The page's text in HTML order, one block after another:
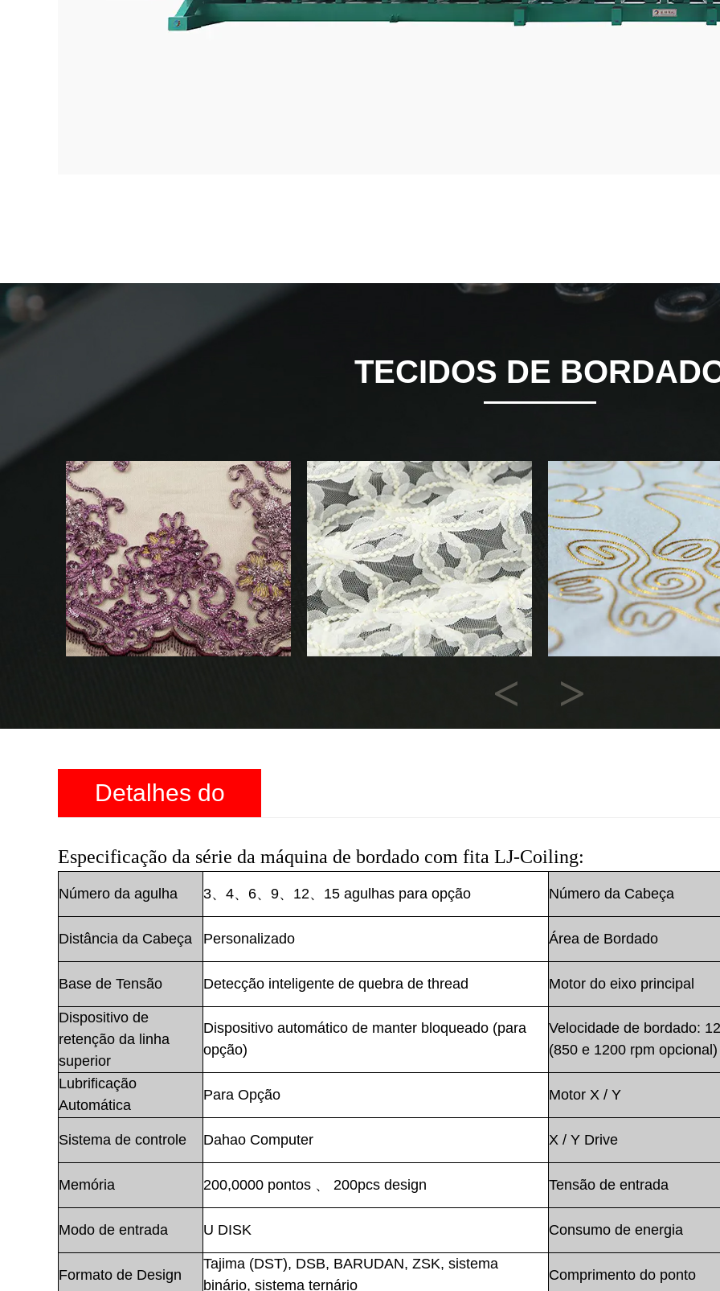
TECIDOS DE
Next
Detalhes do
Especificação da série da máquina de bordado com fita LJ-Coiling:
Número da agulha 3、4、6、9、12、15 agulhas para opção Número da Cabeça
Distância da Cabeça Personalizado Área de Bordado
Base de Tensão Detecção inteligente de quebra de thread Motor do eixo principal
Dispositivo de
retenção da linha
superior
Dispositivo automático de manter bloqueado (para
opção)
Velocidade de bordado:
(850 e 1200 rpm opcional)
Lubrificação
Automática
Para Opção Motor X / Y
Sistema de controle Dahao Computer X / Y Drive
Memória 200,0000 pontos 、 200pcs design Tensão de entrada
Modo de entrada U DISK Consumo de energia
Formato de Design
Tajima (DST), DSB, BARUDAN, ZSK, sistema
binário, sistema ternário
Comprimento do ponto